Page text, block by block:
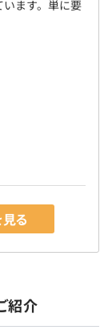
ます。単に要
る
紹介